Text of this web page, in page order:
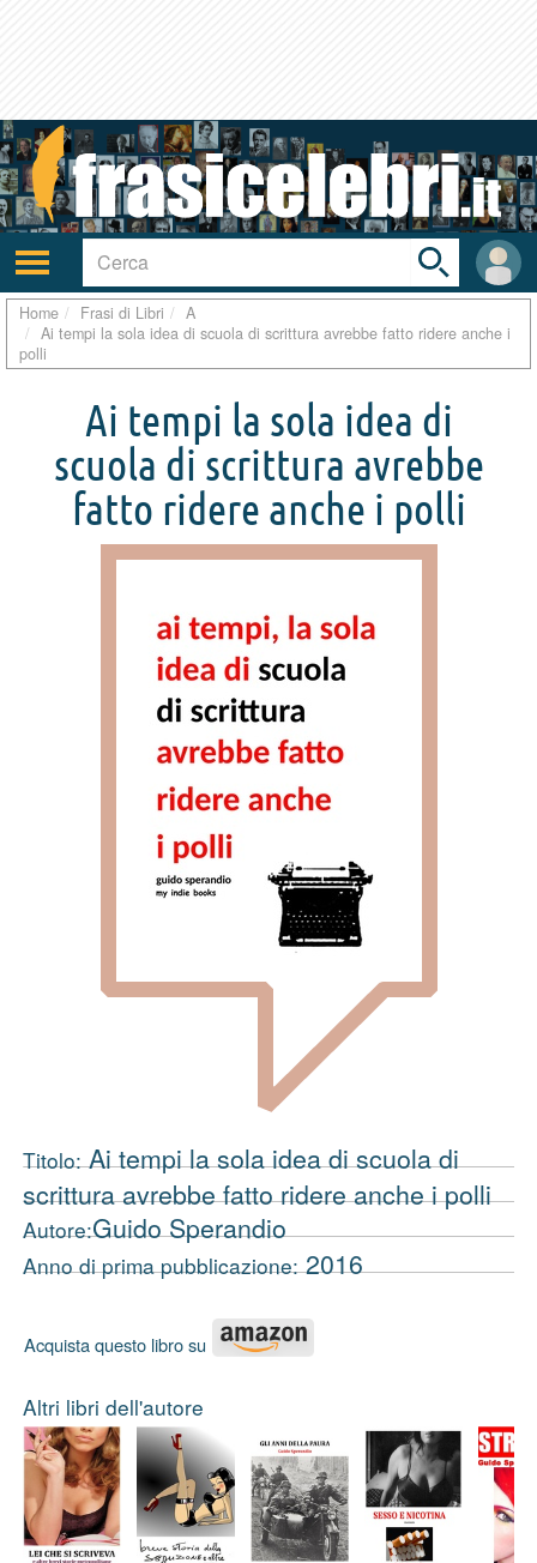
Attiva/disattiva
navigazione
User
area
Toggle
search
bar
Home Frasi di Libri
A
Ai tempi la sola idea di scuola di scrittura avrebbe fatto ridere anche i
polli
Ai tempi la sola idea di
scuola di scrittura avrebbe
fatto ridere anche i polli
Titolo:Ai tempi la sola idea di scuola di
scrittura avrebbe fatto ridere anche i polli
Autore:Guido Sperandio
Anno di prima pubblicazione:2016
Acquista questo libro su
Altri libri dell'autore